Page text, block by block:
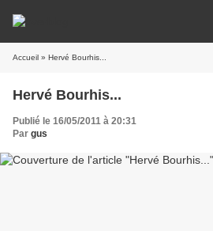
Accueil » Hervé Bourhis...
Hervé Bourhis...
Publié le 16/05/2011 à 20:31
Par gus